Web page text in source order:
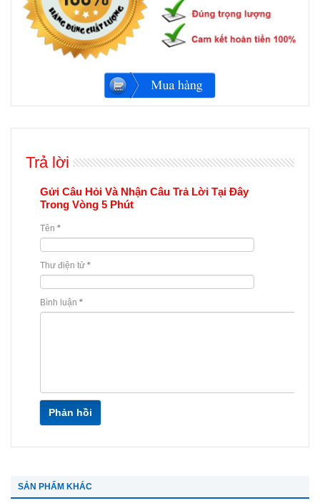
Trả lời
Gửi Câu Hỏi Và Nhận Câu Trả Lời Tại Đây
Trong Vòng 5 Phút
Tên *
Thư điện tử *
Bình luận *
Phản hồi
SẢN PHẨM KHÁC